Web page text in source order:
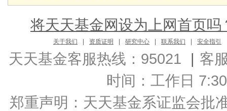
将天天基金网设为上网首页吗
关于我们 资质证明 研究中心 联系我们 安全指引
天天基金客服热线：95021 | 客
时间：工作日
郑重声明： 天天基金系证监会批